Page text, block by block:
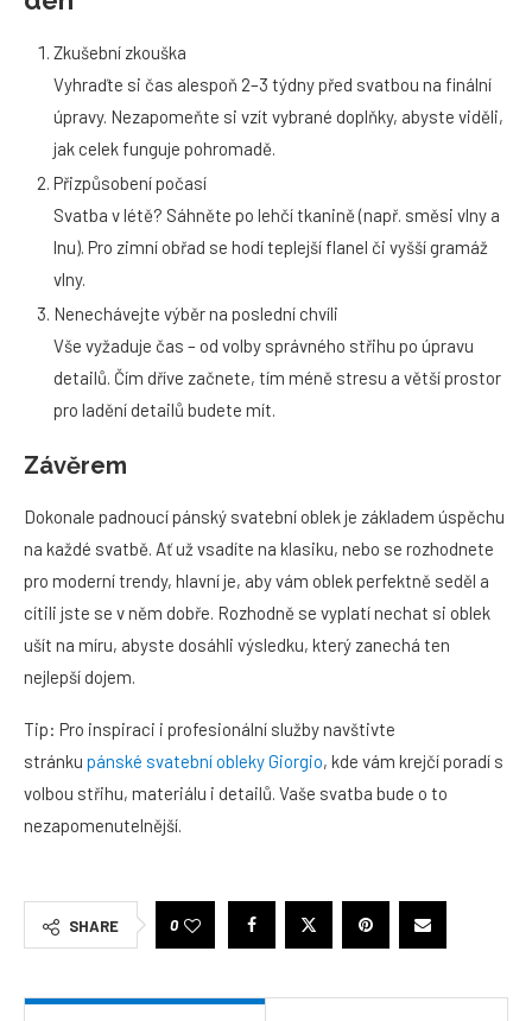
Zkušební zkouška
Vyhraďte si čas alespoň 2–3 týdny před svatbou na finální
úpravy. Nezapomeňte si vzít vybrané doplňky, abyste viděli,
jak celek funguje pohromadě.
Přizpůsobení počasí
Svatba v létě? Sáhněte po lehčí tkanině (např. směsi vlny a
lnu). Pro zimní obřad se hodí teplejší flanel či vyšší gramáž
vlny.
Nenechávejte výběr na poslední chvíli
Vše vyžaduje čas – od volby správného střihu po úpravu
detailů. Čím dříve začnete, tím méně stresu a větší prostor
pro ladění detailů budete mít.
Závěrem
Dokonale padnoucí pánský svatební oblek je základem úspěchu
na každé svatbě. Ať už vsadíte na klasiku, nebo se rozhodnete
pro moderní trendy, hlavní je, aby vám oblek perfektně seděl a
cítili jste se v něm dobře. Rozhodně se vyplatí nechat si oblek
ušít na míru, abyste dosáhli výsledku, který zanechá ten
nejlepší dojem.
Tip: Pro inspiraci i profesionální služby navštivte
stránku pánské svatební obleky Giorgio, kde vám krejčí poradí s
volbou střihu, materiálu i detailů. Vaše svatba bude o to
nezapomenutelnější.
SHARE 0